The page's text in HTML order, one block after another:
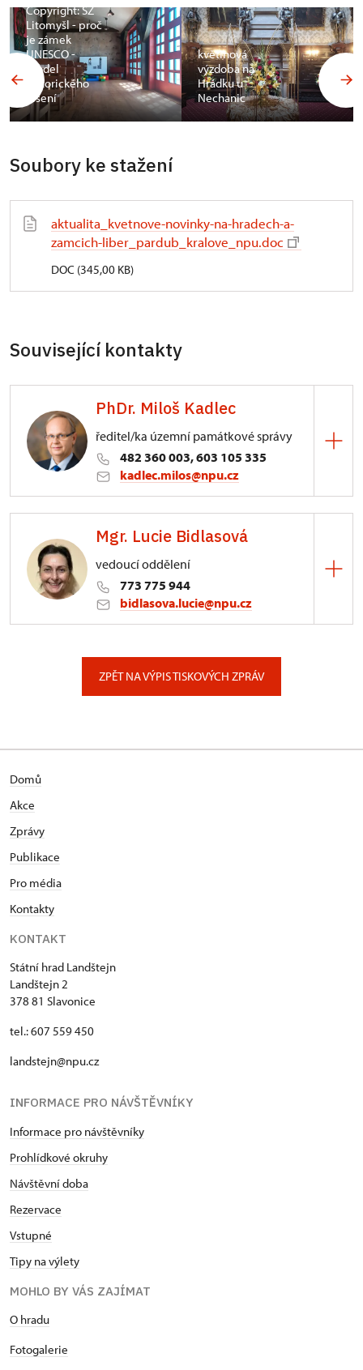
Copyright: SZ
Litomyšl - proč
je zámek
UNESCO -
model
historického
lešení
květinová
výzdoba na
Hrádku u
Nechanic
Soubory ke stažení
aktualita_kvetnove-novinky-na-hradech-a-
zamcich-liber_pardub_kralove_npu.doc
DOC (345,00 KB)
Související kontakty
PhDr. Miloš Kadlec
ředitel/ka územní památkové správy
482 360 003, 603 105 335
kadlec.milos@npu.cz
3/, Sychrov 3
Mgr. Lucie Bidlasová
vedoucí oddělení
773 775 944
bidlasova.lucie@npu.cz
ZPĚT NA VÝPIS TISKOVÝCH ZPRÁV
Domů
Akce
Zprávy
Publikace
Pro média
Kontakty
KONTAKT
Státní hrad Landštejn
Landštejn 2
378 81 Slavonice
tel.: 607 559 450
landstejn@npu.cz
INFORMACE PRO NÁVŠTĚVNÍKY
Informace pro návštěvníky
Prohlídkové okruhy
Návštěvní doba
Rezervace
Vstupné
Tipy na výlety
MOHLO BY VÁS ZAJÍMAT
O hradu
Fotogalerie